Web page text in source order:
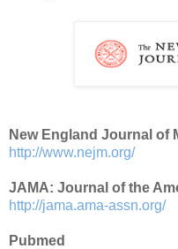
New England Journal of
http://www.nejm.org/
JAMA: Journal of the
http://jama.ama-assn.org/
Pubmed